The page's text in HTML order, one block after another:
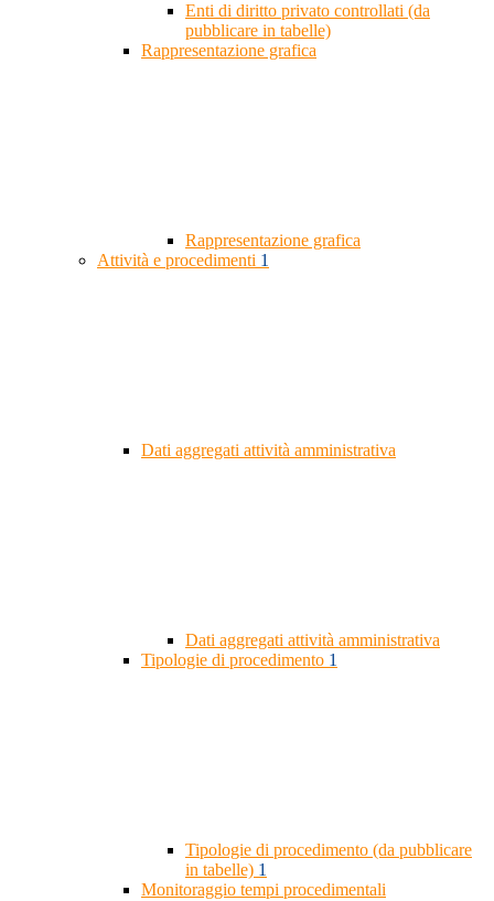
Enti di diritto privato controllati (da
pubblicare in tabelle)
Rappresentazione grafica
Rappresentazione grafica
Attività e procedimenti 1
Dati aggregati attività amministrativa
Dati aggregati attività amministrativa
Tipologie di procedimento 1
Tipologie di procedimento (da pubblicare
in tabelle) 1
Monitoraggio tempi procedimentali